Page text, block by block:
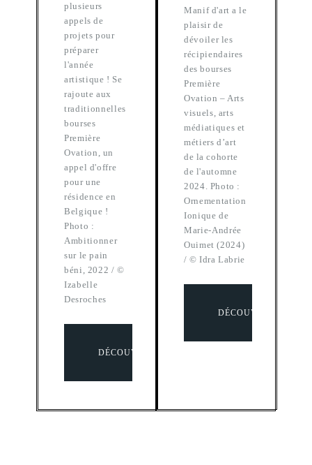
plusieurs
appels de
projets pour
préparer
l'année
artistique ! Se
rajoute aux
traditionnelles
bourses
Première
Ovation, un
appel d'offre
pour une
résidence en
Belgique !
Photo :
Ambitionner
sur le pain
béni, 2022 / ©
Izabelle
Desroches
DÉCOUVRIR
Manif d'art a le
plaisir de
dévoiler les
récipiendaires
des bourses
Première
Ovation – Arts
visuels, arts
médiatiques et
métiers d’art
de la cohorte
de l'automne
2024. Photo :
Ornementation
Ionique de
Marie-Andrée
Ouimet (2024)
/ © Idra Labrie
DÉCOUVRIR